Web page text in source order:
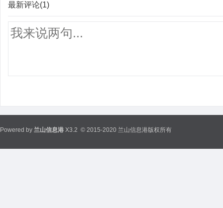
最新评论(1)
Powered by 兰山信息港 X3.2 © 2015-2020 兰山信息港版权所有